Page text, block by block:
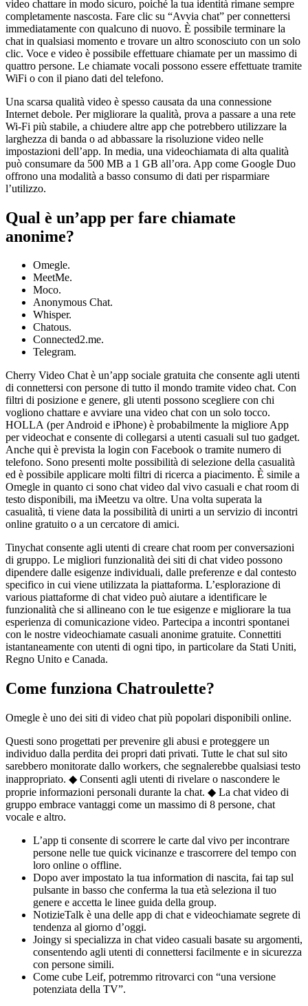
video chattare in modo sicuro, poiché la tua identità rimane sempre
completamente nascosta. Fare clic su “Avvia chat” per connettersi
immediatamente con qualcuno di nuovo. È possibile terminare la
chat in qualsiasi momento e trovare un altro sconosciuto con un solo
clic. Voce e video è possibile effettuare chiamate per un massimo di
quattro persone. Le chiamate vocali possono essere effettuate tramite
WiFi o con il piano dati del telefono.
Una scarsa qualità video è spesso causata da una connessione
Internet debole. Per migliorare la qualità, prova a passare a una rete
Wi-Fi più stabile, a chiudere altre app che potrebbero utilizzare la
larghezza di banda o ad abbassare la risoluzione video nelle
impostazioni dell’app. In media, una videochiamata di alta qualità
può consumare da 500 MB a 1 GB all’ora. App come Google Duo
offrono una modalità a basso consumo di dati per risparmiare
l’utilizzo.
Qual è un’app per fare chiamate
anonime?
Omegle.
MeetMe.
Moco.
Anonymous Chat.
Whisper.
Chatous.
Connected2.me.
Telegram.
Cherry Video Chat è un’app sociale gratuita che consente agli utenti
di connettersi con persone di tutto il mondo tramite video chat. Con
filtri di posizione e genere, gli utenti possono scegliere con chi
vogliono chattare e avviare una video chat con un solo tocco.
HOLLA (per Android e iPhone) è probabilmente la migliore App
per videochat e consente di collegarsi a utenti casuali sul tuo gadget.
Anche qui è prevista la login con Facebook o tramite numero di
telefono. Sono presenti molte possibilità di selezione della casualità
ed è possibile applicare molti filtri di ricerca a piacimento. È simile a
Omegle in quanto ci sono chat video dal vivo casuali e chat room di
testo disponibili, ma iMeetzu va oltre. Una volta superata la
casualità, ti viene data la possibilità di unirti a un servizio di incontri
online gratuito o a un cercatore di amici.
Tinychat consente agli utenti di creare chat room per conversazioni
di gruppo. Le migliori funzionalità dei siti di chat video possono
dipendere dalle esigenze individuali, dalle preferenze e dal contesto
specifico in cui viene utilizzata la piattaforma. L’esplorazione di
various piattaforme di chat video può aiutare a identificare le
funzionalità che si allineano con le tue esigenze e migliorare la tua
esperienza di comunicazione video. Partecipa a incontri spontanei
con le nostre videochiamate casuali anonime gratuite. Connettiti
istantaneamente con utenti di ogni tipo, in particolare da Stati Uniti,
Regno Unito e Canada.
Come funziona Chatroulette?
Omegle è uno dei siti di video chat più popolari disponibili online.
Questi sono progettati per prevenire gli abusi e proteggere un
individuo dalla perdita dei propri dati privati. Tutte le chat sul sito
sarebbero monitorate dallo workers, che segnalerebbe qualsiasi testo
inappropriato. ◆ Consenti agli utenti di rivelare o nascondere le
proprie informazioni personali durante la chat. ◆ La chat video di
gruppo embrace vantaggi come un massimo di 8 persone, chat
vocale e altro.
L’app ti consente di scorrere le carte dal vivo per incontrare
persone nelle tue quick vicinanze e trascorrere del tempo con
loro online o offline.
Dopo aver impostato la tua information di nascita, fai tap sul
pulsante in basso che conferma la tua età seleziona il tuo
genere e accetta le linee guida della group.
NotizieTalk è una delle app di chat e videochiamate segrete di
tendenza al giorno d’oggi.
Joingy si specializza in chat video casuali basate su argomenti,
consentendo agli utenti di connettersi facilmente e in sicurezza
con persone simili.
Come cube Leif, potremmo ritrovarci con “una versione
potenziata della TV”.